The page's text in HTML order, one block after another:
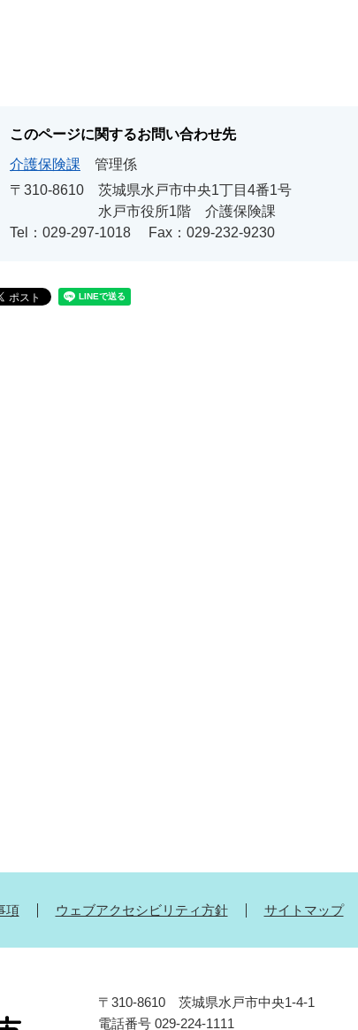
このページに関するお問い合わせ先
介護保険課
管理係
〒310-8610
茨城県水戸市中央1丁目4番1号
水戸市役所1階 介護保険課
Tel：029-297-1018
Fax：029-232-9230
項 ウェブアクセシビリティ方針 サイトマップ
〒310-8610 茨城県水戸市中央1-4-1
電話番号 029-224-1111